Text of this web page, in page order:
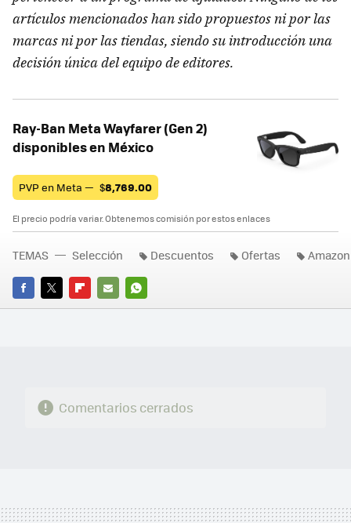
artículos mencionados han sido propuestos ni por las
marcas ni por las tiendas, siendo su introducción una
decisión única del equipo de editores.
Ray-Ban Meta Wayfarer (Gen 2)
disponibles en México
PVP en Meta — $8,769.00
El precio podría variar. Obtenemos comisión por estos enlaces
FACEBOOK
TWITTERFLIPBOARD
E-
WHATSAPP
TEMAS Selección Descuentos Ofertas
Comentarios cerrados